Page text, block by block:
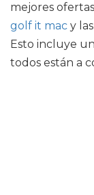
mejores
golf it mac y
Esto incluye
todos están a